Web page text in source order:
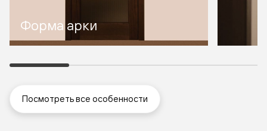
Форма арки
Посмотреть все особенности